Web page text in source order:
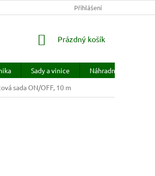
PRODÁVANÉ ZNAČKY
Přihlášení
NÁKUPNÍ
Prázdný košík
Sady a vinice Náhradní díly
sada ON/OFF, 10 m